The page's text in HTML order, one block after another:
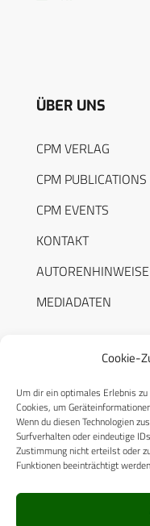
Cookie-
Um dir ein optimales Erlebnis
Cookies, um
Wenn du diesen Technologien
Surfverhalten oder eindeutige
Zustimmung nicht erteilst oder
Funktionen beeinträchtigt
ÜBER UNS
CPM VERLAG
CPM PUBLICATIONS
CPM EVENTS
KONTAKT
AUTORENHINWEISE
MEDIADATEN
RECHTLICHES
Cookie-Richtlinie